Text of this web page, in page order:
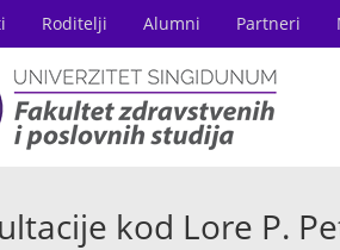
Roditelji Alumni Partneri
kod Lore P.